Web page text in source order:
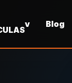
v Blog